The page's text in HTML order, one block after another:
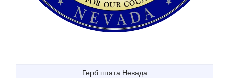
Герб штата Невада